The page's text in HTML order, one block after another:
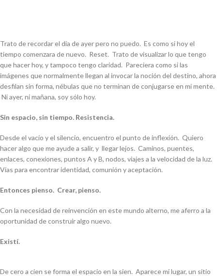
Trato de recordar el día de ayer pero no puedo. Es como si hoy el
tiempo comenzara de nuevo. Reset. Trato de visualizar lo que tengo
que hacer hoy, y tampoco tengo claridad. Pareciera como si las
imágenes que normalmente llegan al invocar la noción del destino, ahora
desfilan sin forma, nébulas que no terminan de conjugarse en mi mente.
Ni ayer, ni mañana, soy sólo hoy.
Sin espacio, sin tiempo. Resistencia.
Desde el vacío y el silencio, encuentro el punto de inflexión. Quiero
hacer algo que me ayude a salir, y llegar lejos. Caminos, puentes,
enlaces, conexiones, puntos A y B, nodos, viajes a la velocidad de la luz.
Vías para encontrar identidad, comunión y aceptación.
Entonces pienso. Crear, pienso.
Con la necesidad de reinvención en este mundo alterno, me aferro a la
oportunidad de construir algo nuevo.
Existí.
De cero a cien se forma el espacio en la sien. Aparece mi lugar, un sitio